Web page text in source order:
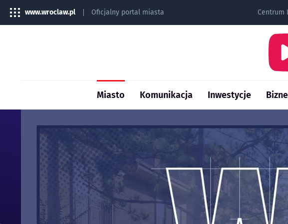
www.wroclaw.pl Oficjalny portal miasta Centrum
Miasto Komunikacja Inwestycje